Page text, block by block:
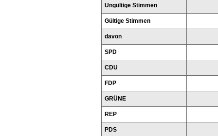
Ungültige Stimmen
Gültige Stimmen
davon
SPD
CDU
FDP
GRÜNE
REP
PDS